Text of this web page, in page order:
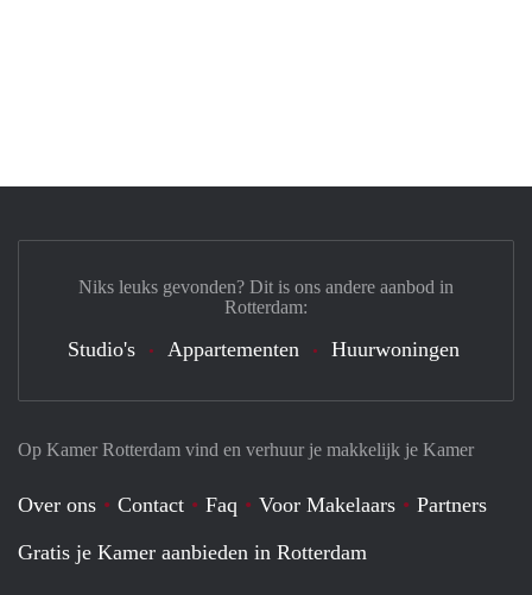
Op Kamer Rotterdam vind en verhuur je makkelijk je Kamer
Over ons Contact Faq Voor Makelaars
Partners
Gratis je Kamer aanbieden in Rotterdam
Niks leuks gevonden? Dit is ons andere aanbod in
Rotterdam:
Studio's Appartementen Huurwoningen